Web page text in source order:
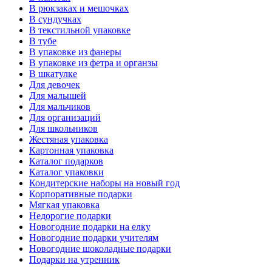
В рюкзаках и мешочках
В сундучках
В текстильной упаковке
В тубе
В упаковке из фанеры
В упаковке из фетра и органзы
В шкатулке
Для девочек
Для малышей
Для мальчиков
Для организаций
Для школьников
Жестяная упаковка
Картонная упаковка
Каталог подарков
Каталог упаковки
Кондитерские наборы на новый год
Корпоративные подарки
Мягкая упаковка
Недорогие подарки
Новогодние подарки на елку
Новогодние подарки учителям
Новогодние шоколадные подарки
Подарки на утренник